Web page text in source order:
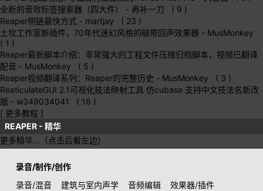
全新的音效标签搜索器（四大件）
- 再补一刀 ( 9 )
Reaper侧链最快方式 - martjay ( 23 )
土坎工作室新插件，70年代迷幻风格的磁带回声效果器 - MusMonkey
( 1 )
Reaper最新脚本介绍：非常强大的工程文件压缩归档脚本，视频已翻译
配音 - MusMonkey ( 5 )
Reaper视频翻译系列：Reaper的完整历史 - MusMonkey ( 3 )
ReaticulateGUI 2.1可视化技法映射工具 仿cubase 支持中文技法名新改
版 - w349034041 ( 16 )
[ 更多教程 ]
REAPER - 精华
更多精华...（点击后看左边）
录音/制作/创作
录音/混音
建筑与室内声学 音频编辑
效果器/插件